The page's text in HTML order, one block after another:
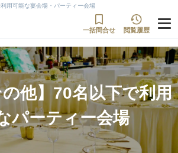
用可能な宴会場・パーティー会場
一括問合せ 閲覧履歴
他】70名以下で利用
パーティー会場